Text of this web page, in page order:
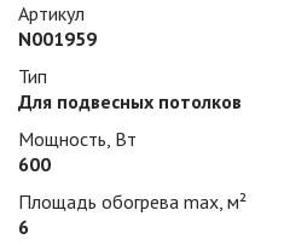
Артикул
N001959
Тип
Для подвесных потолков
Мощность, Вт
600
Площадь обогрева max, м²
6